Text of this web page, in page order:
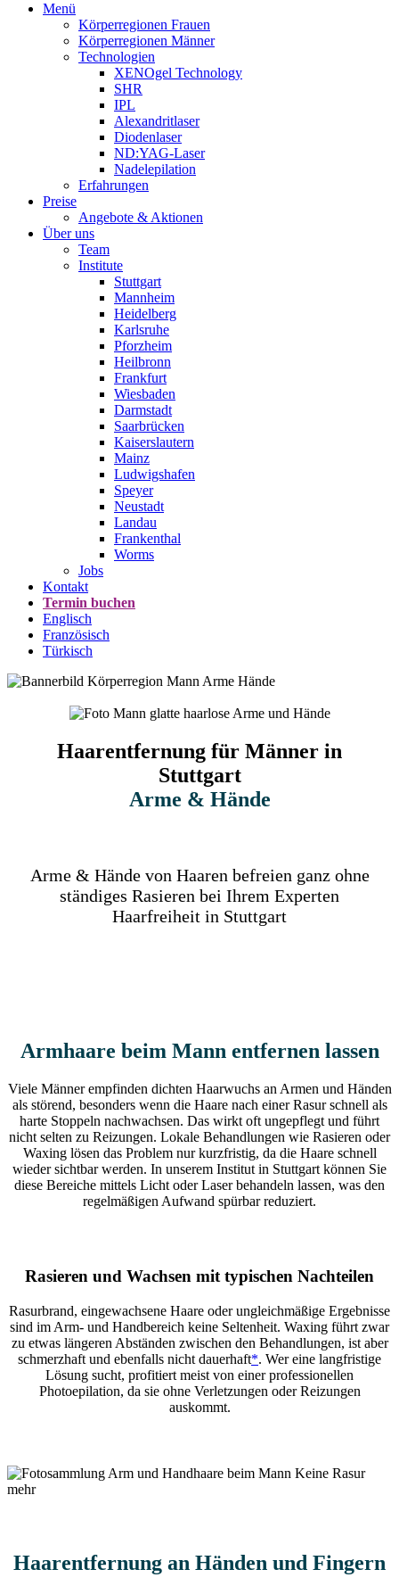
Menü
Körperregionen Frauen
Körperregionen Männer
Technologien
XENOgel Technology
SHR
IPL
Alexandritlaser
Diodenlaser
ND:YAG-Laser
Nadelepilation
Erfahrungen
Preise
Angebote & Aktionen
Über uns
Team
Institute
Stuttgart
Mannheim
Heidelberg
Karlsruhe
Pforzheim
Heilbronn
Frankfurt
Wiesbaden
Darmstadt
Saarbrücken
Kaiserslautern
Mainz
Ludwigshafen
Speyer
Neustadt
Landau
Frankenthal
Worms
Jobs
Kontakt
Termin buchen
Englisch
Französisch
Türkisch
Haarentfernung für Männer in
Stuttgart
Arme & Hände
Arme & Hände von Haaren befreien ganz ohne
ständiges Rasieren bei Ihrem Experten
Haarfreiheit in Stuttgart
Armhaare beim Mann entfernen lassen
Viele Männer empfinden dichten Haarwuchs an Armen und Händen
als störend, besonders wenn die Haare nach einer Rasur schnell als
harte Stoppeln nachwachsen. Das wirkt oft ungepflegt und führt
nicht selten zu Reizungen. Lokale Behandlungen wie Rasieren oder
Waxing lösen das Problem nur kurzfristig, da die Haare schnell
wieder sichtbar werden. In unserem Institut in Stuttgart können Sie
diese Bereiche mittels Licht oder Laser behandeln lassen, was den
regelmäßigen Aufwand spürbar reduziert.
Rasieren und Wachsen mit typischen Nachteilen
Rasurbrand, eingewachsene Haare oder ungleichmäßige Ergebnisse
sind im Arm- und Handbereich keine Seltenheit. Waxing führt zwar
zu etwas längeren Abständen zwischen den Behandlungen, ist aber
schmerzhaft und ebenfalls nicht dauerhaft*. Wer eine langfristige
Lösung sucht, profitiert meist von einer professionellen
Photoepilation, da sie ohne Verletzungen oder Reizungen
auskommt.
Haarentfernung an Händen und Fingern